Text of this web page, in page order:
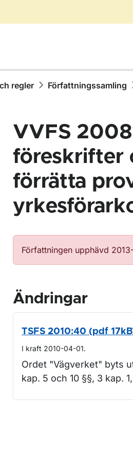
regler Författningssamling
för Författningssamling
VVFS
föreskrifter
förrätta
Författningen upphävd
Ändringar
TSFS 2010:40 (pdf
I kraft 2010-04-01.
Ordet "Vägverket" byts
kap. 5 och 10 §§, 3 kap.